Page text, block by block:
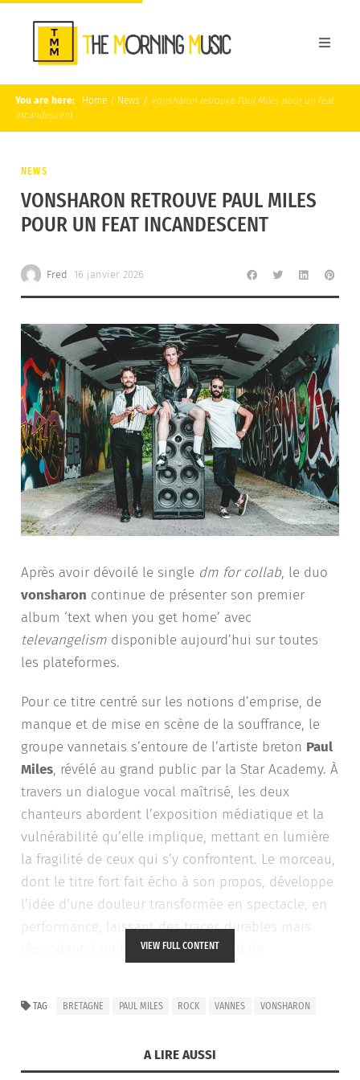
You are here: Home / News / vonsharon retrouve Paul Miles pour un feat
incandescent
NEWS
VONSHARON RETROUVE PAUL MILES
POUR UN FEAT INCANDESCENT
Fred 16 janvier 2026
Après avoir dévoilé le single dm for collab, le duo
vonsharon continue de présenter son premier
album ‘text when you get home’ avec
televangelism disponible aujourd’hui sur toutes
les plateformes.
Pour ce titre centré sur les notions d’emprise, de
manque et de mise en scène de la souffrance, le
groupe vannetais s’entoure de l’artiste breton Paul
Miles, révélé au grand public par la Star Academy. À
travers un dialogue vocal maîtrisé, les deux
chanteurs abordent l’exposition médiatique et la
vulnérabilité qu’elle implique, mettant en lumière
la fragilité de ceux qui s’y confrontent. Le morceau,
dont le titre fort fait écho à son propos, développe
l’idée d’une douleur transformée en spectacle, en
performance, laissant des traces durables mais
répondant à un besoin plus profond de
La rencontre entre la voix profonde et sensible de
naissance à un titre intense et contrasté, à la fois
VIEW FULL CONTENT
TAG BRETAGNE PAUL MILES ROCK VANNES VONSHARON
A LIRE AUSSI